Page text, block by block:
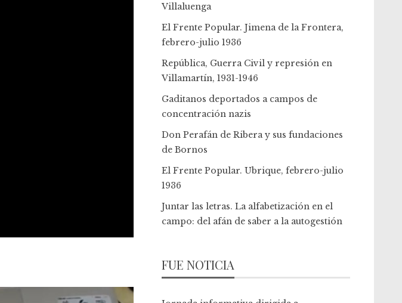
Villaluenga
El Frente Popular. Jimena de la Frontera,
febrero-julio 1936
República, Guerra Civil y represión en
Villamartín, 1931-1946
Gaditanos deportados a campos de
concentración nazis
Don Perafán de Ribera y sus fundaciones
de Bornos
El Frente Popular. Ubrique, febrero-julio
1936
Juntar las letras. La alfabetización en el
campo: del afán de saber a la autogestión
FUE NOTICIA